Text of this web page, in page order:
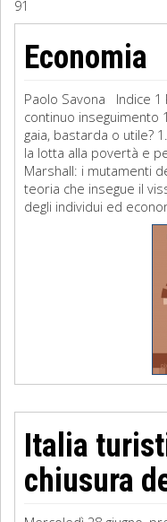
Filosofia
Storia
Matematica
Diritto
91
Economia
Paolo Savona Indice 1
continuo inseguimento
gaia, bastarda o utile?
la lotta alla povertà e
Marshall: i mutamenti
teoria che insegue il
degli individui ed
Italia
chiusura